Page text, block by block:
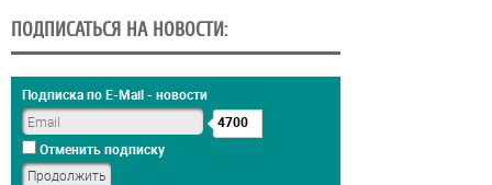
ПОДПИСАТЬСЯ НА НОВОСТИ:
Подписка по E-Mail - новости
4700
Отменить подписку